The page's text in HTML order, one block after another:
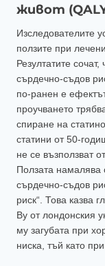
живот
Изследователите
ползите при
Резултатите
сърдечно-съдов
по-ранен е
проучването
спиране на
статини от 50-
не се възползват
Ползата намалява
сърдечно-съдов
риск“. Това казва
Ву от лондонския
му загубата при
ниска, тъй като